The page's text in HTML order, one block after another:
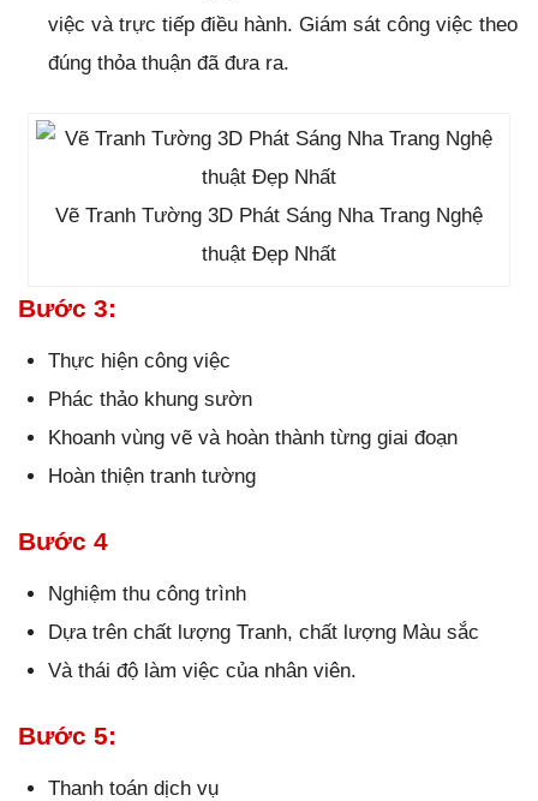
việc và trực tiếp điều hành. Giám sát công việc theo
đúng thỏa thuận đã đưa ra.
Vẽ Tranh Tường 3D Phát Sáng Nha Trang Nghệ
thuật Đẹp Nhất
Bước 3:
Thực hiện công việc
Phác thảo khung sườn
Khoanh vùng vẽ và hoàn thành từng giai đoạn
Hoàn thiện tranh tường
Bước 4
Nghiệm thu công trình
Dựa trên chất lượng Tranh, chất lượng Màu sắc
Và thái độ làm việc của nhân viên.
Bước 5:
Thanh toán dịch vụ